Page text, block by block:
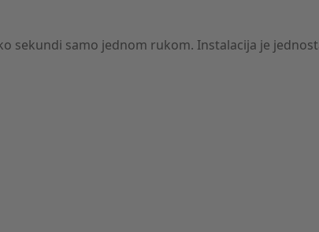
sekundi samo jednom rukom. Instalacija je